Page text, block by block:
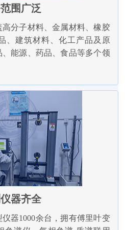
围广泛
分子材料、金属材料、橡胶
、建筑材料、化工产品及原
能源、药品、食品等多个领
器齐全
器1000余台，拥有傅里叶变